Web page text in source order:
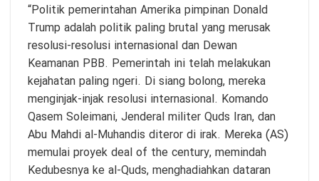
“Politik pemerintahan Amerika pimpinan Donald
Trump adalah politik paling brutal yang merusak
resolusi-resolusi internasional dan Dewan
Keamanan PBB. Pemerintah ini telah melakukan
kejahatan paling ngeri. Di siang bolong, mereka
menginjak-injak resolusi internasional. Komando
Qasem Soleimani, Jenderal militer Quds Iran, dan
Abu Mahdi al-Muhandis diteror di irak. Mereka (AS)
memulai proyek deal of the century, memindah
Kedubesnya ke al-Quds, menghadiahkan dataran